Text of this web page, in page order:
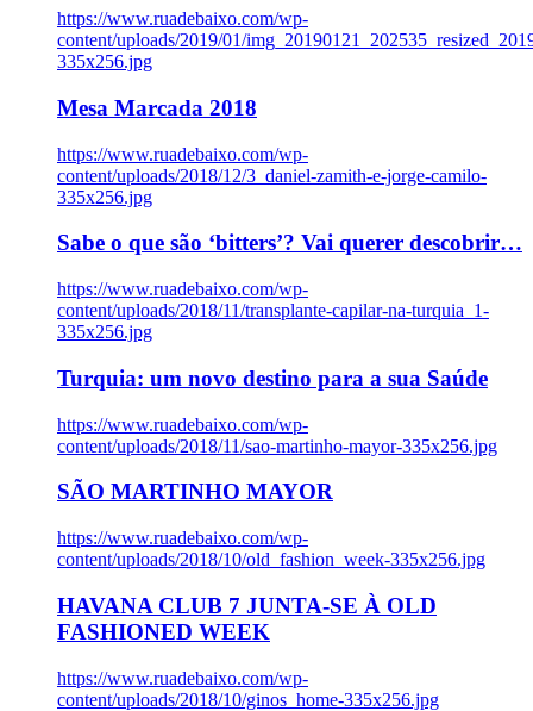
https://www.ruadebaixo.com/wp-
content/uploads/2019/01/
335x256.jpg
Mesa Marcada 2018
https://www.ruadebaixo.com/wp-
content/uploads/2018/12/3_daniel-zamith-e-jorge-camilo-
335x256.jpg
Sabe o que são ‘bitters’? Vai querer descobrir…
https://www.ruadebaixo.com/wp-
content/uploads/2018/11/transplante-capilar-na-turquia_1-
335x256.jpg
Turquia: um novo destino para a sua Saúde
https://www.ruadebaixo.com/wp-
content/uploads/2018/11/sao-martinho-mayor-335x256.jpg
SÃO MARTINHO MAYOR
https://www.ruadebaixo.com/wp-
content/uploads/2018/10/old_fashion_week-335x256.jpg
HAVANA CLUB 7 JUNTA-SE À OLD
FASHIONED WEEK
https://www.ruadebaixo.com/wp-
content/uploads/2018/10/ginos_home-335x256.jpg